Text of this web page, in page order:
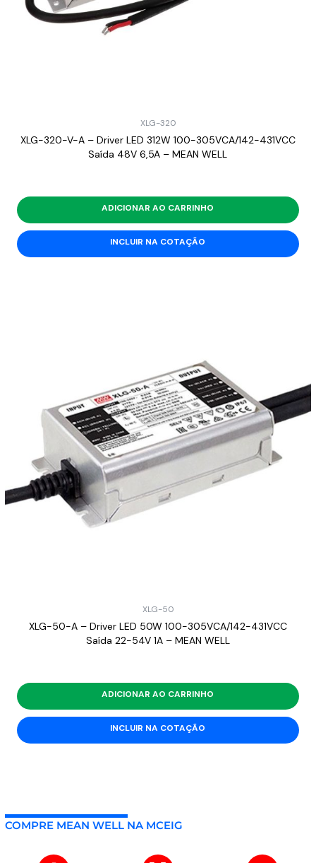
XLG-320
XLG-320-V-A – Driver LED 312W 100-305VCA/142-431VCC
Saída 48V 6,5A – MEAN WELL
ADICIONAR AO CARRINHO
INCLUIR NA COTAÇÃO
XLG-50
XLG-50-A – Driver LED 50W 100-305VCA/142-431VCC
Saída 22-54V 1A – MEAN WELL
ADICIONAR AO CARRINHO
INCLUIR NA COTAÇÃO
COMPRE MEAN WELL NA MCEIG